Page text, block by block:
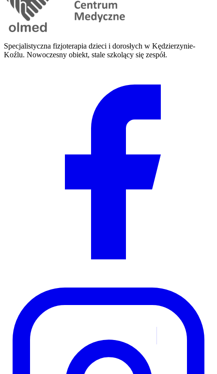
Specjalistyczna fizjoterapia dzieci i dorosłych w Kędzierzynie-
Koźlu. Nowoczesny obiekt, stale szkolący się zespół.